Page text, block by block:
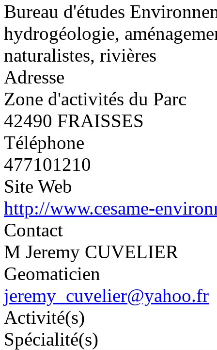
Bureau d'études
hydrogéologie,
naturalistes, rivières
Adresse
Zone d'activités du Parc
42490 FRAISSES
Téléphone
477101210
Site Web
http://www.cesame-
Contact
M Jeremy CUVELIER
Geomaticien
jeremy_cuvelier@yahoo.fr
Activité(s)
Spécialité(s)